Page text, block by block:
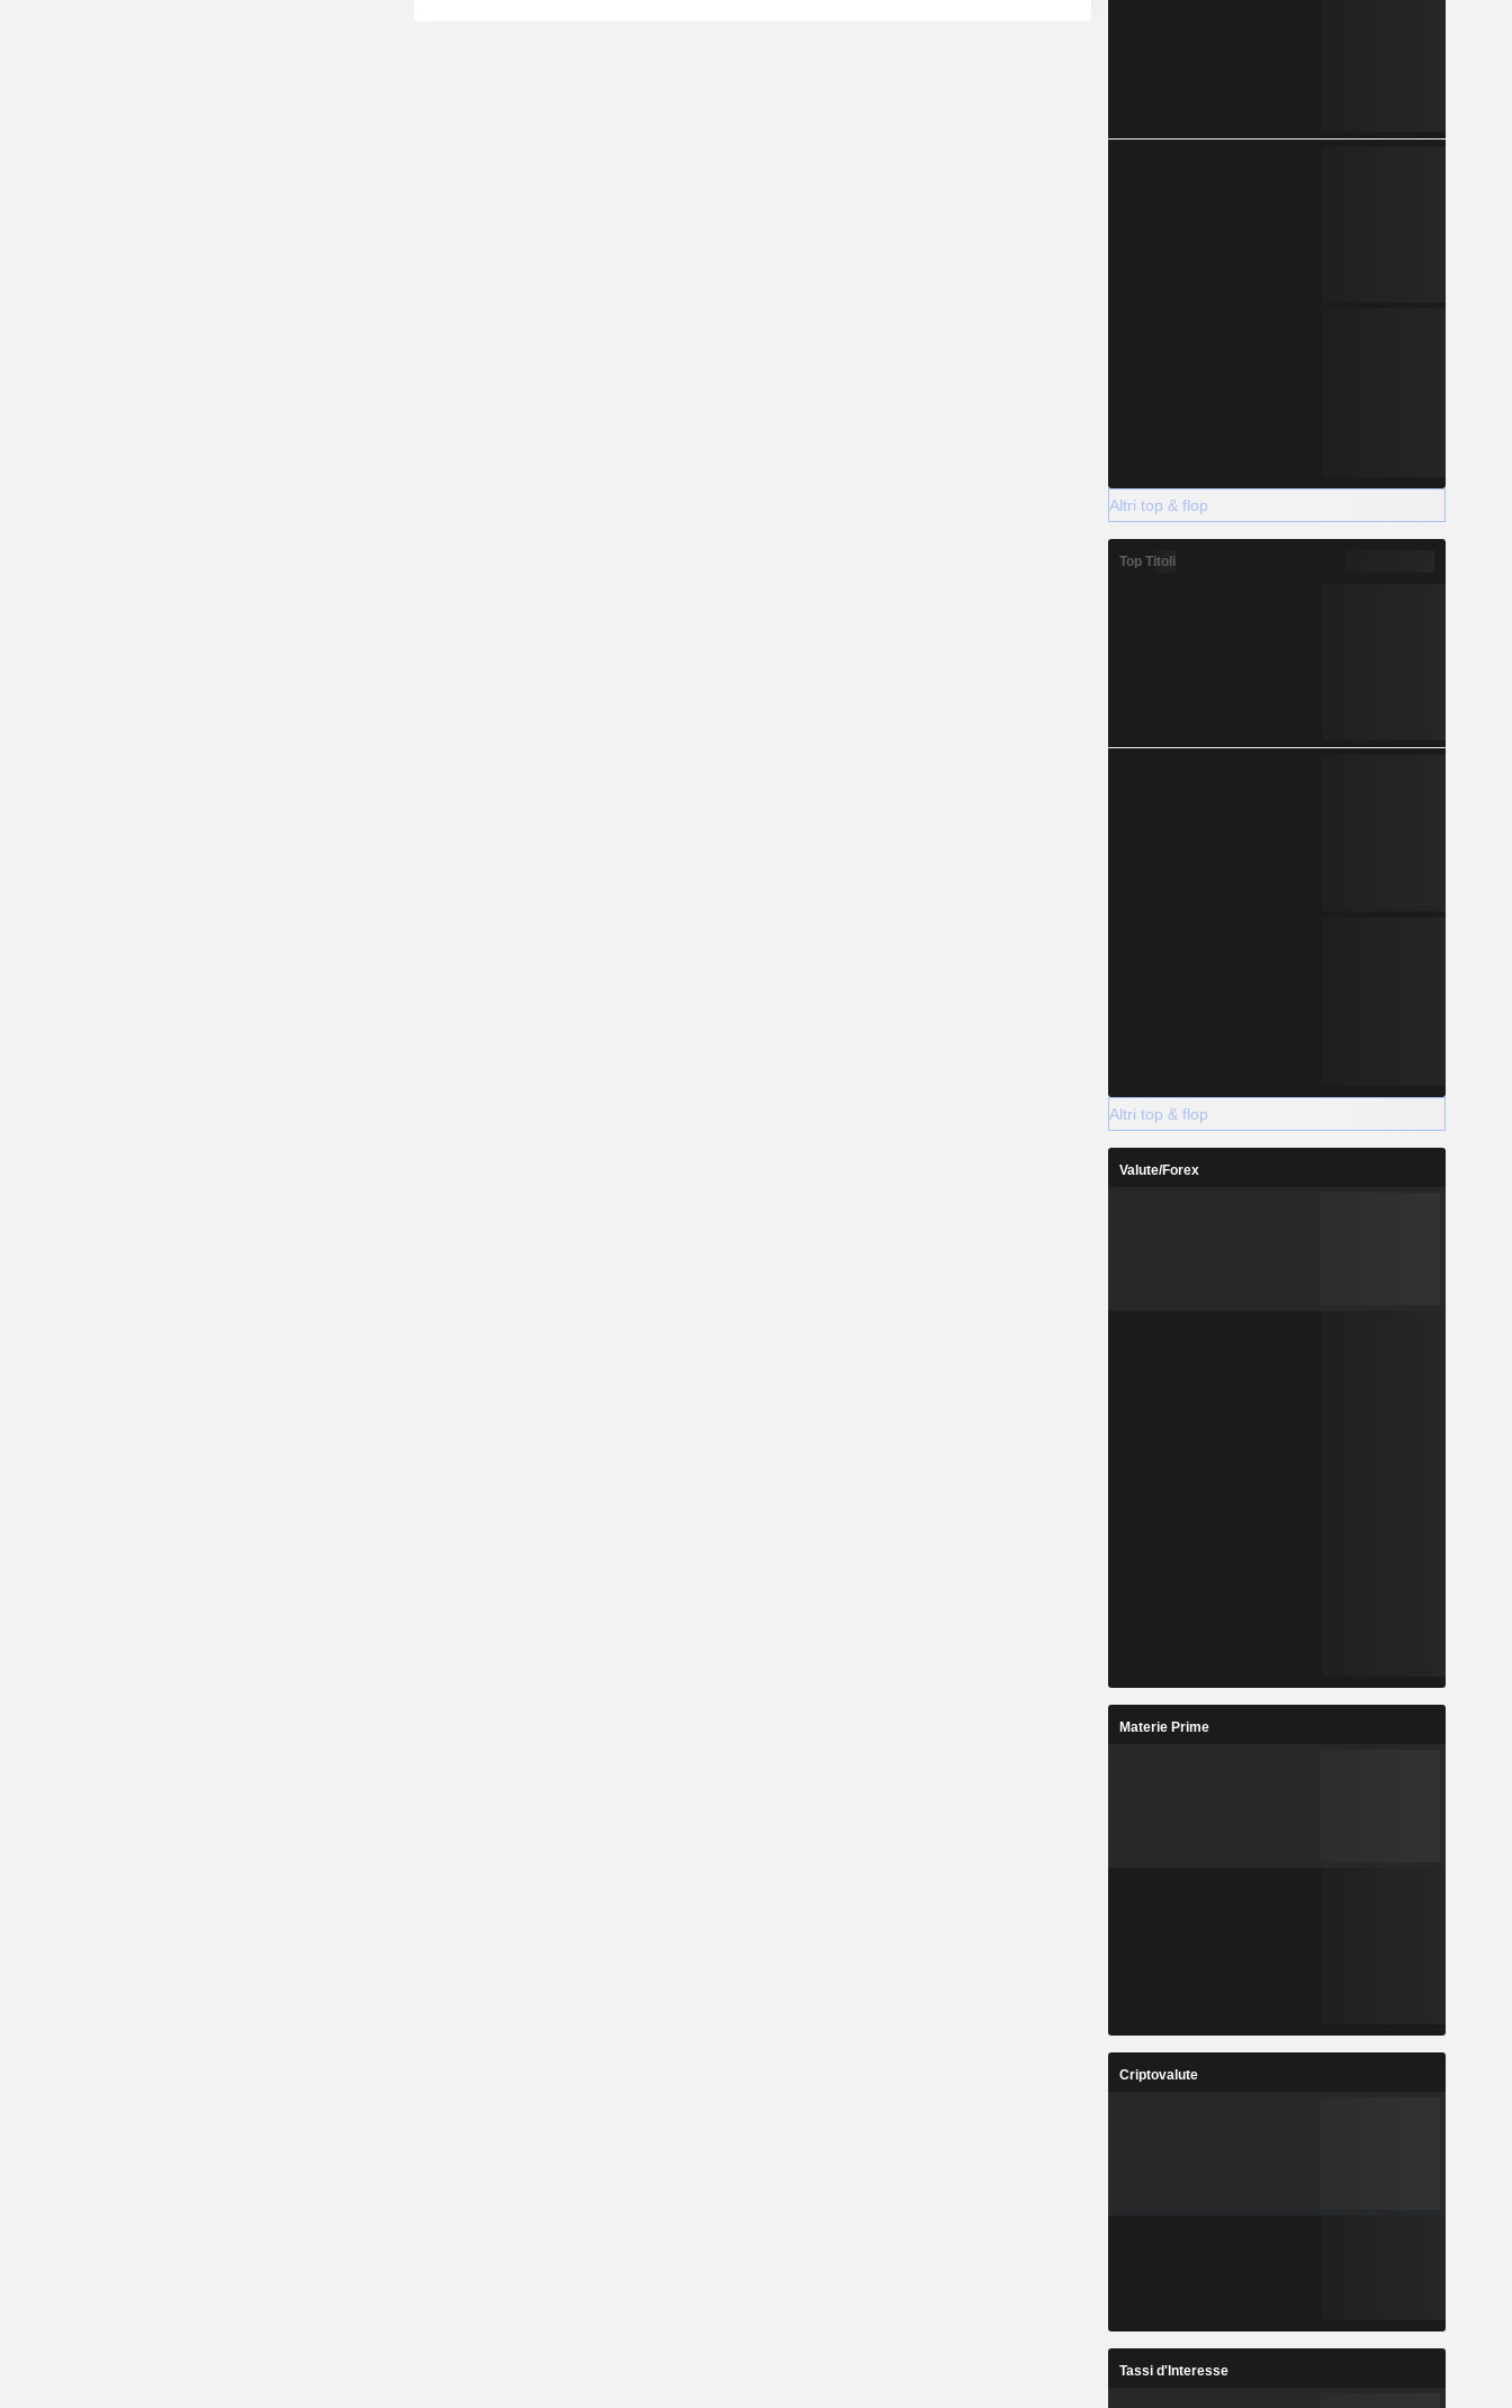
Altri top & flop
Top Titoli
Altri top & flop
Valute/Forex
Materie Prime
Criptovalute
Tassi d'Interesse